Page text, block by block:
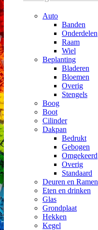
Auto
Banden
Onderdelen
Raam
Wiel
Beplanting
Bladeren
Bloemen
Overig
Stengels
Boog
Boot
Cilinder
Dakpan
Bedrukt
Gebogen
Omgekeerd
Overig
Standaard
Deuren en Ramen
Eten en drinken
Glas
Grondplaat
Hekken
Kegel